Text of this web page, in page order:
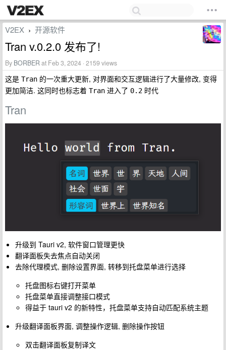
V2EX › 开源软件
Tran v.0.2.0 发布了!
By BORBERat Feb 3, 2024 · 2159 views
这是 Tran 的一次重大更新, 对界面和交互逻辑进行了大量修改, 变得
更加简洁. 这同时也标志着 Tran 进入了 0.2 时代
Tran
升级到 Tauri v2, 软件窗口管理更快
翻译面板失去焦点自动关闭
去除代理模式, 删除设置界面, 转移到托盘菜单进行选择
托盘图标右键打开菜单
托盘菜单直接调整接口模式
得益于 tauri v2 的新特性，托盘菜单支持自动匹配系统主题
升级翻译面板界面, 调整操作逻辑, 删除操作按钮
双击翻译面板复制译文